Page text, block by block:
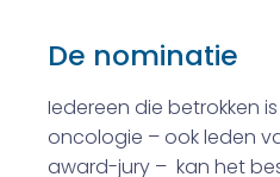
De nominatie
Iedereen die betrokken
oncologie – ook leden
award-jury – kan het